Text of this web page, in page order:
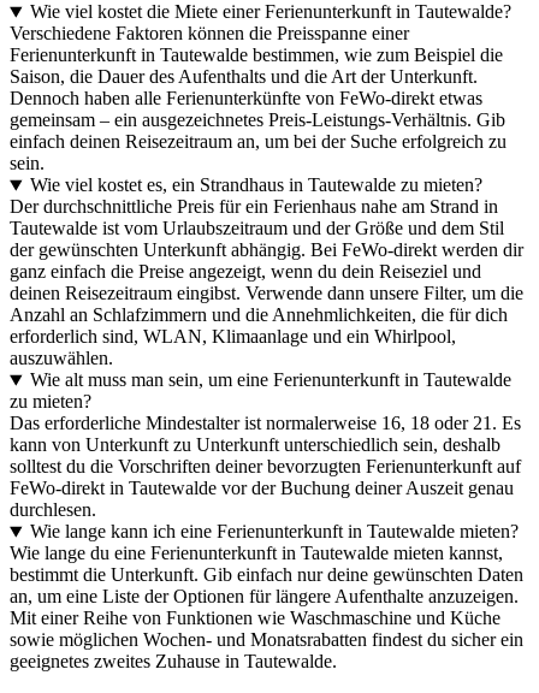
Wie viel kostet die Miete einer Ferienunterkunft in Tautewalde?
Verschiedene Faktoren können die Preisspanne einer
Ferienunterkunft in Tautewalde bestimmen, wie zum Beispiel die
Saison, die Dauer des Aufenthalts und die Art der Unterkunft.
Dennoch haben alle Ferienunterkünfte von FeWo-direkt etwas
gemeinsam – ein ausgezeichnetes Preis-Leistungs-Verhältnis. Gib
einfach deinen Reisezeitraum an, um bei der Suche erfolgreich zu
sein.
Wie viel kostet es, ein Strandhaus in Tautewalde zu mieten?
Der durchschnittliche Preis für ein Ferienhaus nahe am Strand in
Tautewalde ist vom Urlaubszeitraum und der Größe und dem Stil
der gewünschten Unterkunft abhängig. Bei FeWo-direkt werden dir
ganz einfach die Preise angezeigt, wenn du dein Reiseziel und
deinen Reisezeitraum eingibst. Verwende dann unsere Filter, um die
Anzahl an Schlafzimmern und die Annehmlichkeiten, die für dich
erforderlich sind, WLAN, Klimaanlage und ein Whirlpool,
auszuwählen.
Wie alt muss man sein, um eine Ferienunterkunft in Tautewalde
zu mieten?
Das erforderliche Mindestalter ist normalerweise 16, 18 oder 21. Es
kann von Unterkunft zu Unterkunft unterschiedlich sein, deshalb
solltest du die Vorschriften deiner bevorzugten Ferienunterkunft auf
FeWo-direkt in Tautewalde vor der Buchung deiner Auszeit genau
durchlesen.
Wie lange kann ich eine Ferienunterkunft in Tautewalde mieten?
Wie lange du eine Ferienunterkunft in Tautewalde mieten kannst,
bestimmt die Unterkunft. Gib einfach nur deine gewünschten Daten
an, um eine Liste der Optionen für längere Aufenthalte anzuzeigen.
Mit einer Reihe von Funktionen wie Waschmaschine und Küche
sowie möglichen Wochen- und Monatsrabatten findest du sicher ein
geeignetes zweites Zuhause in Tautewalde.